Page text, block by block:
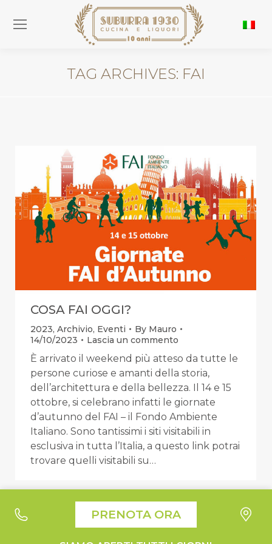
TAG ARCHIVES: FAI
COSA FAI OGGI?
2023, Archivio, Eventi By Mauro
14/10/2023
Lascia un commento
È arrivato il weekend più atteso da tutte le
persone curiose e amanti della storia,
dell’architettura e della bellezza. Il 14 e 15
ottobre, si celebrano infatti le giornate
d’autunno del FAI – il Fondo Ambiente
Italiano. Sono tantissimi i siti visitabili in
esclusiva in tutta l’Italia, a questo link potrai
trovare quelli visitabili su…
Suburra1930 - Liquori e Cucina © 2026 All Right Reserved |
PRENOTA ORA
Le tue preferenze relative alla privacy
Informativa sulla raccolta